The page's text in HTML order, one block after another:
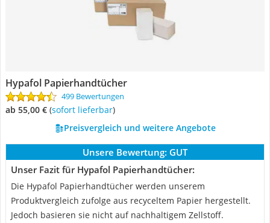
Hypafol Papierhandtücher
499 Bewertungen
ab 55,00 € ( Sofort lieferbar)
Preisvergleich und weitere Angebote
Unsere Bewertung: GUT
Unser Fazit für Hypafol Papierhandtücher:
Die Hypafol Papierhandtücher werden unserem
Produktvergleich zufolge aus recyceltem Papier hergestellt.
Jedoch basieren sie nicht auf nachhaltigem Zellstoff.